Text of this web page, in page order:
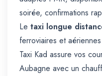
soirée, confirmations
Le taxi longue
ferroviaires et
Taxi Kad assure vos
Aubagne avec un